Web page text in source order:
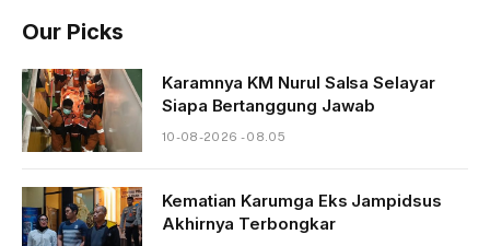
Our Picks
Karamnya KM Nurul Salsa Selayar
Siapa Bertanggung Jawab
10-08-2026 - 08.05
Kematian Karumga Eks Jampidsus
Akhirnya Terbongkar